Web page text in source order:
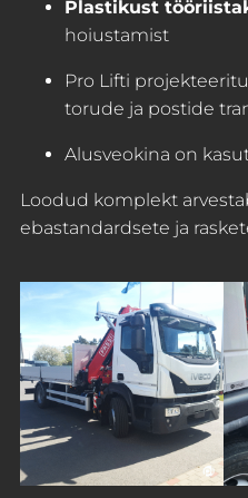
Plastikust
hoiustamist
Pro Lifti
torude ja postide
Alusveokina on
Loodud komplekt
ebastandardsete ja